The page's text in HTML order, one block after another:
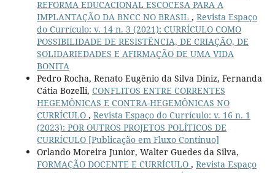
REFORMA EDUCACIONAL ESCOCESA PARA A
IMPLANTAÇÃO DA BNCC NO BRASIL , Revista Espaço
do Currículo: v. 14 n. 3 (2021): CURRÍCULO COMO
POSSIBILIDADE DE RESISTÊNCIA, DE CRIAÇÃO, DE
SOLIDARIEDADES E AFIRMAÇÃO DE UMA VIDA
BONITA
Pedro Rocha, Renato Eugênio da Silva Diniz, Fernanda
Cátia Bozelli, CONFLITOS ENTRE CORRENTES
HEGEMÔNICAS E CONTRA-HEGEMÔNICAS NO
CURRÍCULO , Revista Espaço do Currículo: v. 16 n. 1
(2023): POR OUTROS PROJETOS POLÍTICOS DE
CURRÍCULO [Publicação em Fluxo Contínuo]
Orlando Moreira Junior, Walter Guedes da Silva,
FORMAÇÃO DOCENTE E CURRÍCULO , Revista Espaço